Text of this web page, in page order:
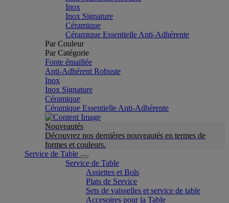
Inox
Inox Signature
Céramique
Céramique Essentielle Anti-Adhérente
Par Couleur
Par Catégorie
Fonte émaillée
Anti-Adhérent Robuste
Inox
Inox Signature
Céramique
Céramique Essentielle Anti-Adhérente
Nouveautés
Découvrez nos dernières nouveautés en termes de
formes et couleurs.
Service de Table
Service de Table
Assiettes et Bols
Plats de Service
Sets de vaisselles et service de table
Accesoires pour la Table